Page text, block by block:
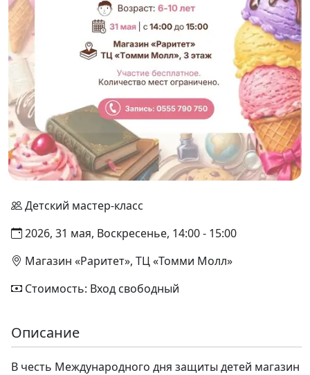
Детский мастер-класс
2026, 31 мая, Воскресенье, 14:00 - 15:00
Магазин «Раритет», ТЦ «Томми Молл»
Стоимость: Вход свободный
Описание
В честь Международного дня защиты детей магазин